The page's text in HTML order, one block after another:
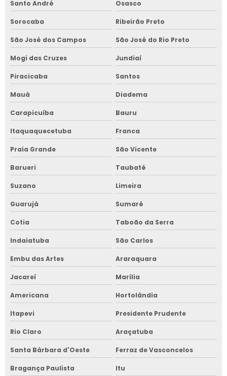
Santo André Osasco
Sorocaba Ribeirão Preto
São José dos Campos São José do Rio Preto
Mogi das Cruzes Jundiaí
Piracicaba Santos
Mauá Diadema
Carapicuíba Bauru
Itaquaquecetuba Franca
Praia Grande São Vicente
Barueri Taubaté
Suzano Limeira
Guarujá Sumaré
Cotia Taboão da Serra
Indaiatuba São Carlos
Embu das Artes Araraquara
Jacareí Marília
Americana Hortolândia
Itapevi Presidente Prudente
Rio Claro Araçatuba
Santa Bárbara d'Oeste Ferraz de Vasconcelos
Bragança Paulista Itu